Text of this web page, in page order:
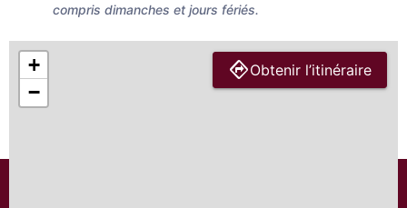
compris dimanches et jours fériés.
+
−
Obtenir l’itinéraire